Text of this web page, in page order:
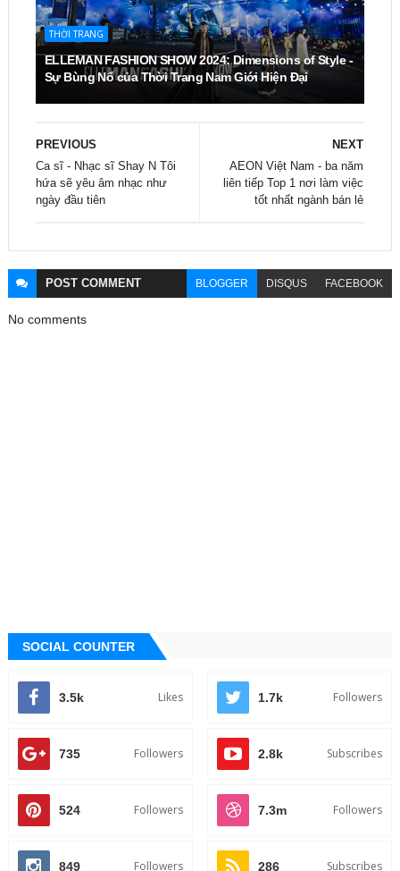
THỜI TRANG
ELLEMAN FASHION SHOW 2024: Dimensions of Style -
Sự Bùng Nổ của Thời Trang Nam Giới Hiện Đại
NEXT
AEON Việt Nam - ba năm
liên tiếp Top 1 nơi làm việc
tốt nhất ngành bán lẻ
PREVIOUS
Ca sĩ - Nhạc sĩ Shay N Tôi
hứa sẽ yêu âm nhạc như
ngày đầu tiên
POST COMMENT BLOGGER DISQUS FACEBOOK
No comments
SOCIAL COUNTER
3.5k Likes 1.7k Followers
735 Followers 2.8k Subscribes
524 Followers 7.3m Followers
849 Followers 286 Subscribes